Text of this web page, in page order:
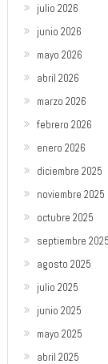
julio 2026
junio 2026
mayo 2026
abril 2026
marzo 2026
febrero 2026
enero 2026
diciembre 2025
noviembre 2025
octubre 2025
septiembre 2025
agosto 2025
julio 2025
junio 2025
mayo 2025
abril 2025